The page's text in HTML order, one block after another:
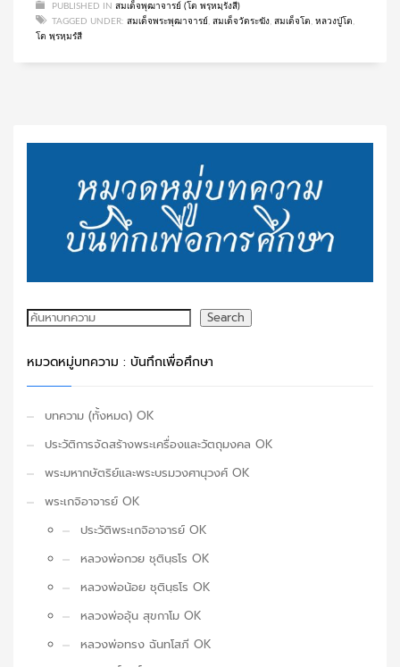
PUBLISHED IN สมเด็จพุฒาจารย์ (โต พรฺหมฺรังสี)
TAGGED UNDER: สมเด็จพระพุฒาจารย์ สมเด็จวัดระฆัง สมเด็จโต หลวงปู่โต
โต พฺรหฺมรํสี
ค้นหา Search
หมวดหมู่บทความ : บันทึกเพื่อศึกษา
บทความ (ทั้งหมด) OK
ประวัติการจัดสร้างพระเครื่องและวัตถุมงคล OK
พระมหากษัตริย์และพระบรมวงศานุวงศ์ OK
พระเกจิอาจารย์ OK
ประวัติพระเกจิอาจารย์ OK
หลวงพ่อกวย ชุตินฺธโร OK
หลวงพ่อน้อย ชุตินฺธโร OK
หลวงพ่ออุ้น สุขกาโม OK
หลวงพ่อทรง ฉันทโสภี OK